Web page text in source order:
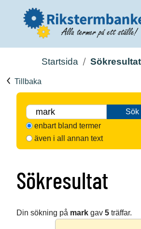
Startsida Sökresultat
Tillbaka
Sök
enbart bland termer
även i all annan text
Sökresultat
Din sökning på markgav 5träffar.